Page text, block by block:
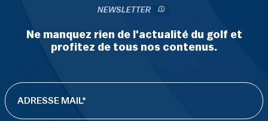
NEWSLETTER
Ne manquez rien de l'actualité du golf et
profitez de tous nos contenus.